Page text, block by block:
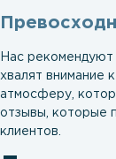
Нас рекомендуют
хвалят внимание
атмосферу,
отзывы, которые
клиентов.